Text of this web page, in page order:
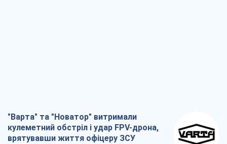
"Варта" та "Новатор" витримали
кулеметний обстріл і удар FPV-дрона,
врятувавши життя офіцеру ЗСУ